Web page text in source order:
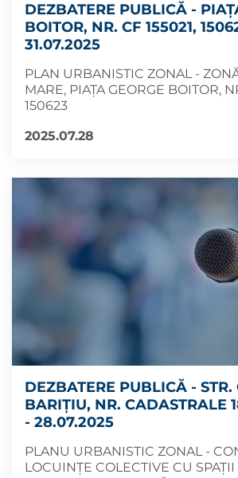
DEZBATERE PUBLICĂ -
BOITOR, NR. CF 155021,
31.07.2025
PLAN URBANISTIC ZONAL -
MARE, PIAȚA GEORGE BOITOR,
150623
2025.07.28
DEZBATERE PUBLICĂ - STR.
BARIȚIU, NR. CADASTRALE
- 28.07.2025
PLANU URBANISTIC ZONAL -
LOCUINȚE COLECTIVE CU